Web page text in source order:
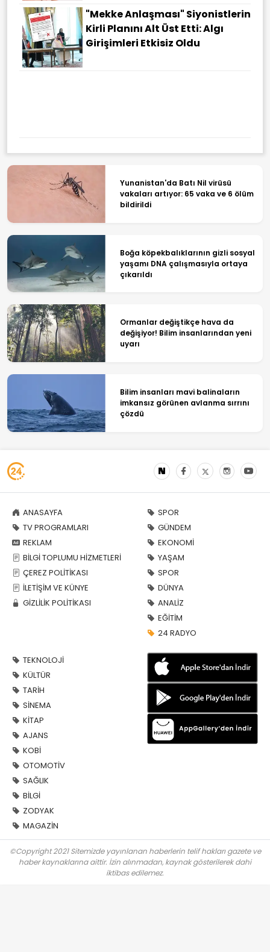
"Mekke Anlaşması" Siyonistlerin
Kirli Planını Alt Üst Etti: Algı
Girişimleri Etkisiz Oldu
Yunanistan'da Batı Nil virüsü
vakaları artıyor: 65 vaka ve 6 ölüm
bildirildi
Boğa köpekbalıklarının gizli sosyal
yaşamı DNA çalışmasıyla ortaya
çıkarıldı
Ormanlar değiştikçe hava da
değişiyor! Bilim insanlarından yeni
uyarı
Bilim insanları mavi balinaların
imkansız görünen avlanma sırrını
çözdü
ANASAYFA
TV PROGRAMLARI
REKLAM
BİLGİ TOPLUMU HİZMETLERİ
ÇEREZ POLİTİKASI
İLETİŞİM VE KÜNYE
GİZLİLİK POLİTİKASI
SPOR
GÜNDEM
EKONOMİ
YAŞAM
SPOR
DÜNYA
ANALİZ
EĞİTİM
24 RADYO
TEKNOLOJİ
KÜLTÜR
TARİH
SİNEMA
KİTAP
AJANS
KOBİ
OTOMOTİV
SAĞLIK
BİLGİ
ZODYAK
MAGAZİN
©Copyright 2021 Sitemizde yayınlanan haberlerin telif hakları gazete ve
haber kaynaklarına aittir. İzin alınmadan, kaynak gösterilerek dahi
iktibas edilemez.